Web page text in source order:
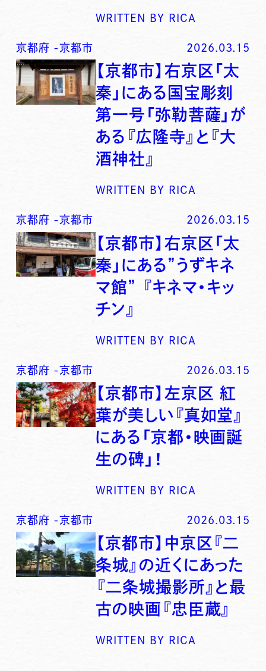
WRITTEN BY RICA
京都府 -京都市 2026.03.15
【京都市】右京区「太
秦」にある国宝彫刻
第一号「弥勒菩薩」が
ある『広隆寺』と『大
酒神社』
WRITTEN BY RICA
京都府 -京都市 2026.03.15
【京都市】右京区「太
秦」にある”うずキネ
マ館” 『キネマ・キッ
チン』
WRITTEN BY RICA
京都府 -京都市 2026.03.15
【京都市】左京区 紅
葉が美しい『真如堂』
にある「京都・映画誕
生の碑」！
WRITTEN BY RICA
京都府 -京都市 2026.03.15
【京都市】中京区『二
条城』の近くにあった
『二条城撮影所』と最
古の映画『忠臣蔵』
WRITTEN BY RICA